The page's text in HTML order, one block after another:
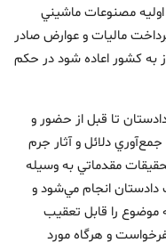
اوليه مصنوعات ماشيني
معافيت از پرداخت ماليات و عوارض صادر
به كشور اعاده شود در حكم
دادستان تا قبل از حضور و
دلائل و آثار جرم
مقدماتي به وسيله
انجام مي‌شود و
موضوع را قابل تعقيب
و هرگاه مورد